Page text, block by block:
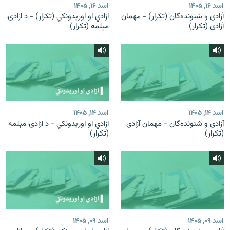
اسد ۱۶, ۱۴۰۵
آزادی و شنونده‌گان (تکرار) - مهمان
آزادی (تکرار)
اسد ۱۶, ۱۴۰۵
ازادي او اورېدونکي (تکرار) - د ازادۍ
مېلمه (تکرار)
اسد ۱۴, ۱۴۰۵
آزادی و شنونده‌گان - مهمان آزادی
(تکرار)
اسد ۱۴, ۱۴۰۵
ازادي او اورېدونکي - د ازادۍ مېلمه
(تکرار)
اسد ۰۹, ۱۴۰۵ اسد ۰۹, ۱۴۰۵